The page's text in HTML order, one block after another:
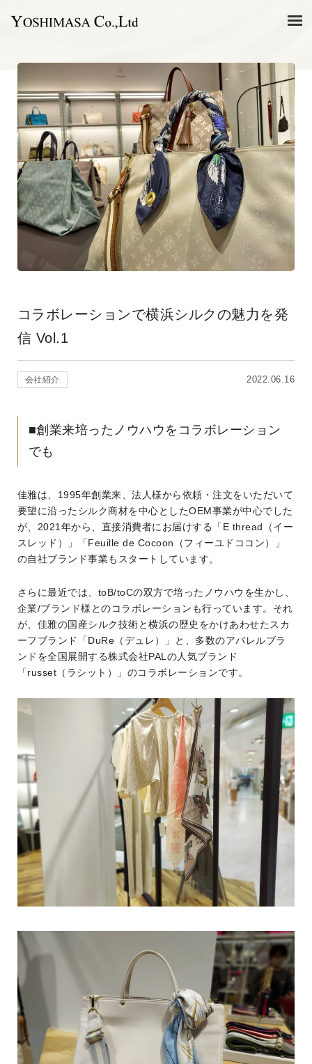
コラボレーションで横浜シルクの魅力を発
信 Vol.1
会社紹介 2022.06.16
■創業来培ったノウハウをコラボレーション
でも
佳雅は、1995年創業来、法人様から依頼・注文をいただいて
要望に沿ったシルク商材を中心としたOEM事業が中心でした
が、2021年から、直接消費者にお届けする「E thread（イー
スレッド）」「Feuille de Cocoon（フィーユドココン）」
の自社ブランド事業もスタートしています。
さらに最近では、toB/toCの双方で培ったノウハウを生かし、
企業/ブランド様とのコラボレーションも行っています。それ
が、佳雅の国産シルク技術と横浜の歴史をかけあわせたスカ
ーフブランド「DuRe（デュレ）」と、多数のアパレルブラ
ンドを全国展開する株式会社PALの人気ブランド
「russet（ラシット）」のコラボレーションです。